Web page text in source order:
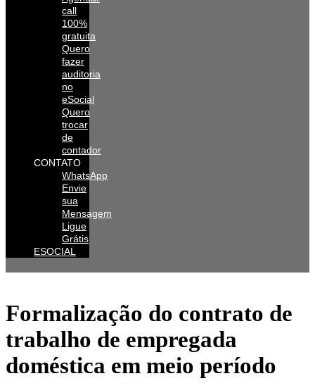
call
100%
gratuita
Quero
fazer
auditoria
no
eSocial
Quero
trocar
de
contador
CONTATO
WhatsApp
Envie
sua
Mensagem
Ligue
Grátis
ESOCIAL
Formalização do contrato de
trabalho de empregada
doméstica em meio período